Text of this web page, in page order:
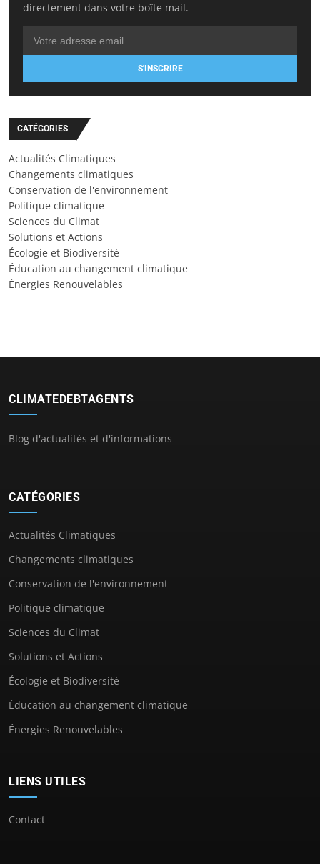
directement dans votre boîte mail.
S'INSCRIRE
CATÉGORIES
Actualités Climatiques
Changements climatiques
Conservation de l'environnement
Politique climatique
Sciences du Climat
Solutions et Actions
Écologie et Biodiversité
Éducation au changement climatique
Énergies Renouvelables
CLIMATEDEBTAGENTS
Blog d'actualités et d'informations
CATÉGORIES
Actualités Climatiques
Changements climatiques
Conservation de l'environnement
Politique climatique
Sciences du Climat
Solutions et Actions
Écologie et Biodiversité
Éducation au changement climatique
Énergies Renouvelables
LIENS UTILES
Contact